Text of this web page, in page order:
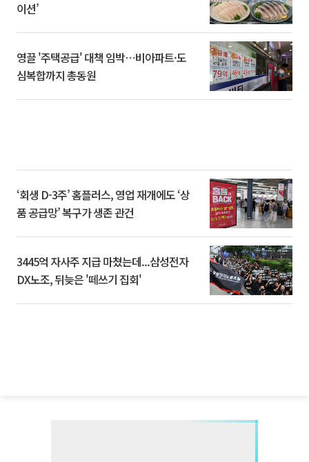
이션’
영끌 '주택공급' 대책 임박⋯비아파트·도
심복합까지 총동원
‘회생 D-3주’ 홈플러스, 영업 재개에도 ‘상
품 공급망’ 복구가 생존 관건
3445억 자사주 지급 마쳤는데...삼성전자
DX노조, 뒤늦은 '떼쓰기 집회'